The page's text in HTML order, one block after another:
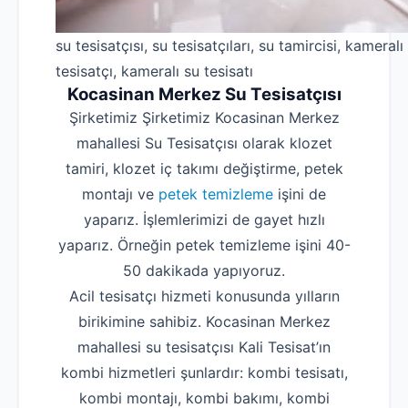
su tesisatçısı, su tesisatçıları, su tamircisi,
tesisatçı, kameralı su tesisatı
Kocasinan Merkez Su Tesisatçısı
Şirketimiz Şirketimiz Kocasinan Merkez
mahallesi Su Tesisatçısı olarak klozet
tamiri, klozet iç takımı değiştirme, petek
montajı ve petek temizleme işini de
yaparız. İşlemlerimizi de gayet hızlı
yaparız. Örneğin petek temizleme işini 40-
50 dakikada yapıyoruz.
Acil tesisatçı hizmeti konusunda yılların
birikimine sahibiz. Kocasinan Merkez
mahallesi su tesisatçısı Kali Tesisat’ın
kombi hizmetleri şunlardır: kombi tesisatı,
kombi montajı, kombi bakımı, kombi